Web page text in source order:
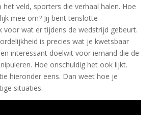
veld, sporters die verhaal halen. Hoe
mee om? Jij bent tenslotte
voor wat er tijdens de wedstrijd gebeurt.
is precies wat je kwetsbaar
interessant doelwit voor iemand die de
Hoe onschuldig het ook lijkt.
hieronder eens. Dan weet hoe je
situaties.